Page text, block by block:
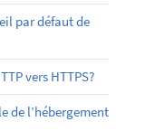
par défaut de
vers HTTPS?
de l’hébergement